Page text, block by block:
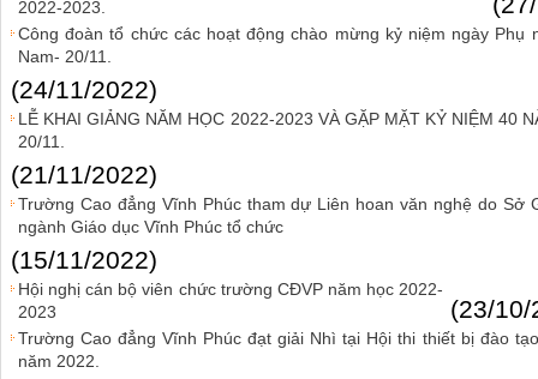
2022-2023.
Công đoàn tổ chức các hoạt động chào mừng kỷ niệm ngày Phụ
Nam- 20/11.
(24/11/2022)
LỄ KHAI GIẢNG NĂM HỌC 2022-2023 VÀ GẶP MẶT KỶ NIỆM 40
20/11.
(21/11/2022)
Trường Cao đẳng Vĩnh Phúc tham dự Liên hoan văn nghệ do Sở
ngành Giáo dục Vĩnh Phúc tổ chức
(15/11/2022)
Hội nghị cán bộ viên chức trường CĐVP năm học 2022-
2023
(23/10/
Trường Cao đẳng Vĩnh Phúc đạt giải Nhì tại Hội thi thiết bị đào
năm 2022.